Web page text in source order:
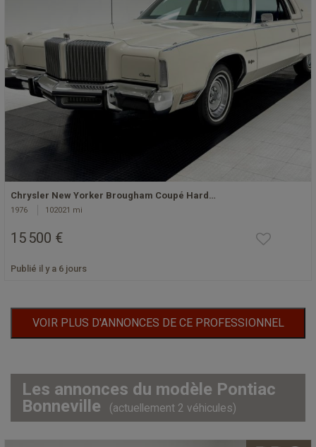
Chrysler New Yorker Brougham Coupé Hard…
1976 102021 mi
15 500 €
Publié il y a 6 jours
VOIR PLUS D'ANNONCES DE CE PROFESSIONNEL
Les annonces du modèle Pontiac
Bonneville
(actuellement 2 véhicules)